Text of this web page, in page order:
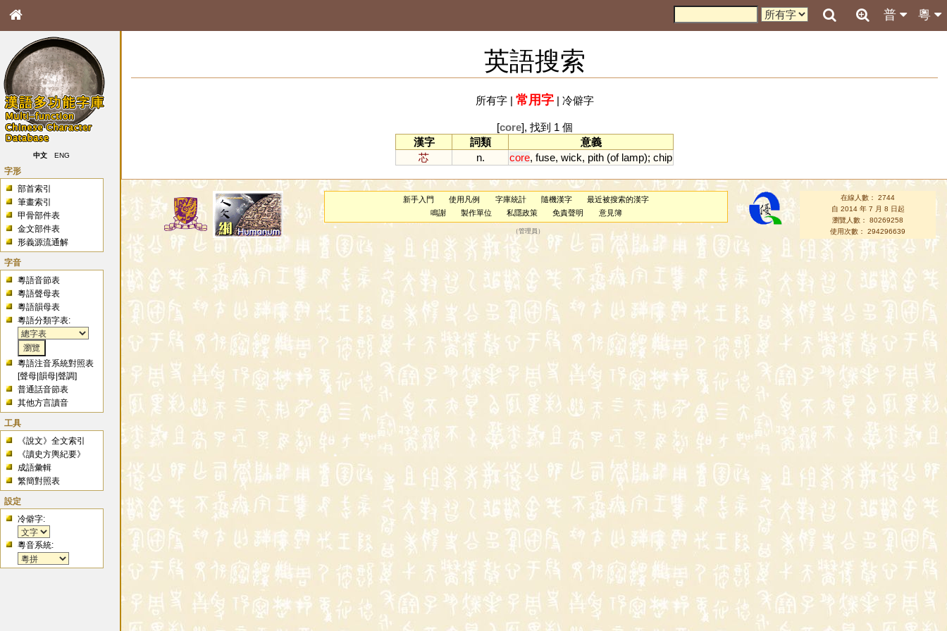
粵
普
中文 ENG
字形
部首索引
筆畫索引
甲骨部件表
金文部件表
形義源流通解
字音
粵語音節表
粵語聲母表
粵語韻母表
粵語分類字表:
粵語注音系統對照表
[聲母 |韻母 |聲調]
普通話音節表
其他方言讀音
工具
《說文》全文索引
《讀史方輿紀要》
成語彙輯
繁簡對照表
設定
冷僻字:
粵音系統:
英語搜索
所有字| 常用字| 冷僻字
[core], 找到 1 個
漢字
詞類
意義
芯
n. core, fuse, wick, pith (of lamp); chip
新手入門 使用凡例 字庫統計 隨機漢字
最近被搜索的漢字
鳴謝
製作單位 私隱政策 免責聲明 意見簿
（管理員 ）
在線人數： 2744
自 2014 年 7 月 8 日起
瀏覽人數： 80269258
使用次數： 294296639